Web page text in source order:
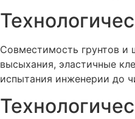
Совместимость грунтов
высыхания, эластичные
испытания инженерии до